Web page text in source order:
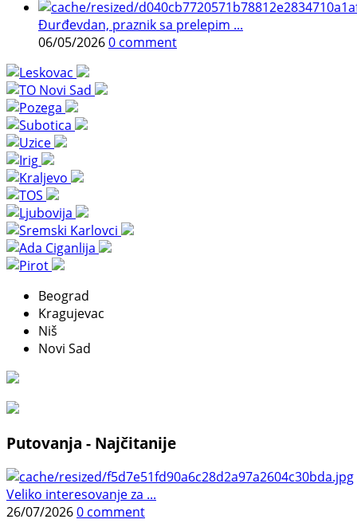
Đurđevdan, praznik sa prelepim ...
06/05/20260 comment
Beograd
Kragujevac
Niš
Novi Sad
Putovanja - Najčitanije
Veliko interesovanje za ...
26/07/20260 comment